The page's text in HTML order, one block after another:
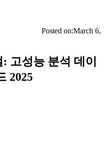
Posted on:March 6,
고성능 분석 데이
2025